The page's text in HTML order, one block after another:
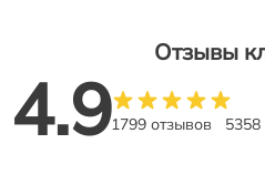
Отзывы
4.91799 отзывов